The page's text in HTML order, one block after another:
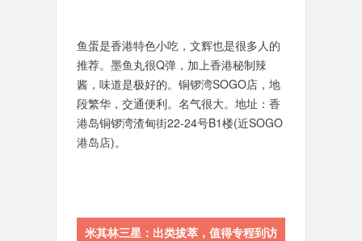
鱼蛋是香港特色小吃，文辉也是很多人的
推荐。墨鱼丸很Q弹，加上香港秘制辣
酱，味道是极好的。铜锣湾SOGO店，地
段繁华，交通便利。名气很大。地址：香
港岛铜锣湾渣甸街22-24号B1楼(近SOGO
港岛店)。
米其林三星：出类拔萃，值得专程到访